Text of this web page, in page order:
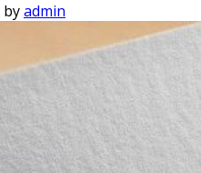
byadmin